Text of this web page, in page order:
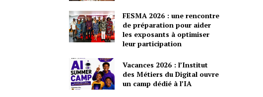
FESMA 2026 : une rencontre
de préparation pour aider
les exposants à optimiser
leur participation
Vacances 2026 : l’Institut
des Métiers du Digital ouvre
un camp dédié à l’IA